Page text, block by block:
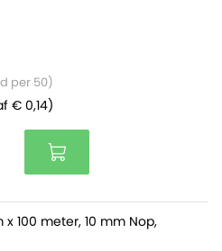
per 50)
€ 0,14)
100 meter, 10 mm Nop,